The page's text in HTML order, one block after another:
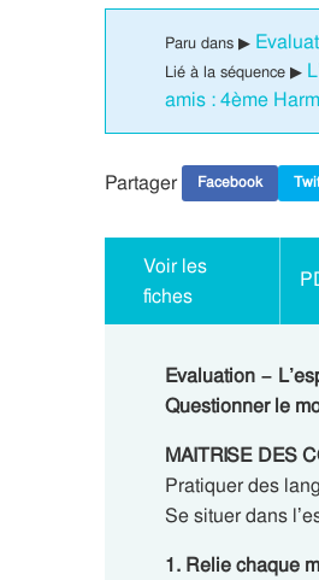
Paru dans ▶
Lié à la séquence ▶
amis : 4ème
Partager Facebook
Voir les
fiches
Evaluation –
Questionner le
MAITRISE DES
Pratiquer des
Se situer dans
1. Relie chaque